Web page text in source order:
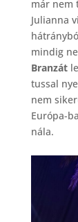
már nem
Julianna
mindig
Branzát
tussal
nem
Európa-
nála.